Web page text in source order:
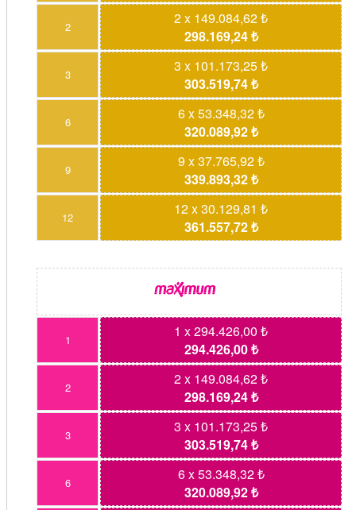
2
2 x 149.084,62 ₺
298.169,24 ₺
3
3 x 101.173,25 ₺
303.519,74 ₺
6
6 x 53.348,32 ₺
320.089,92 ₺
9
9 x 37.765,92 ₺
339.893,32 ₺
12
12 x 30.129,81 ₺
361.557,72 ₺
1
1 x 294.426,00 ₺
294.426,00 ₺
2
2 x 149.084,62 ₺
298.169,24 ₺
3
3 x 101.173,25 ₺
303.519,74 ₺
6
6 x 53.348,32 ₺
320.089,92 ₺